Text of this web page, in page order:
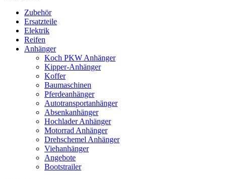
Zubehör
Ersatzteile
Elektrik
Reifen
Anhänger
Koch PKW Anhänger
Kipper-Anhänger
Koffer
Baumaschinen
Pferdeanhänger
Autotransportanhänger
Absenkanhänger
Hochlader Anhänger
Motorrad Anhänger
Drehschemel Anhänger
Viehanhänger
Angebote
Bootstrailer